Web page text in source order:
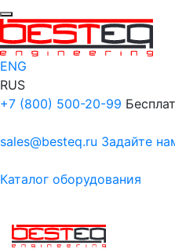
ENG
RUS
+7 (800) 500-20-99
sales@besteq.ru Задайте
Каталог оборудования